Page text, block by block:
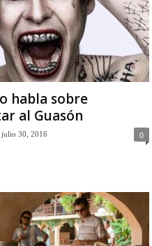
habla sobre
al Guasón
julio 30, 2016 0